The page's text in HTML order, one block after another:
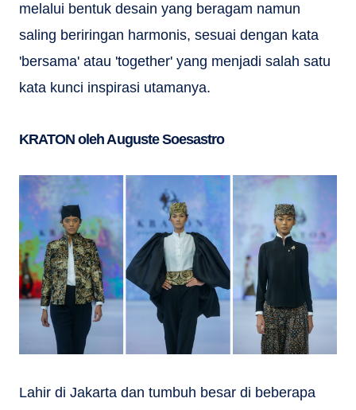
melalui bentuk desain yang beragam namun
saling beriringan harmonis, sesuai dengan kata
'bersama' atau 'together' yang menjadi salah satu
kata kunci inspirasi utamanya.
KRATON oleh Auguste Soesastro
Lahir di Jakarta dan tumbuh besar di beberapa